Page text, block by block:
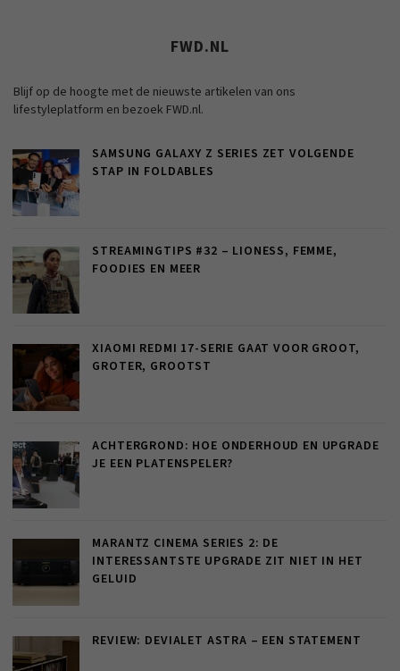
FWD.NL
Blijf op de hoogte met de nieuwste artikelen van ons
lifestyleplatform en bezoek FWD.nl.
SAMSUNG GALAXY Z SERIES ZET VOLGENDE
STAP IN FOLDABLES
STREAMINGTIPS #32 – LIONESS, FEMME,
FOODIES EN MEER
XIAOMI REDMI 17-SERIE GAAT VOOR GROOT,
GROTER, GROOTST
ACHTERGROND: HOE ONDERHOUD EN UPGRADE
JE EEN PLATENSPELER?
MARANTZ CINEMA SERIES 2: DE
INTERESSANTSTE UPGRADE ZIT NIET IN HET
GELUID
REVIEW: DEVIALET ASTRA – EEN STATEMENT